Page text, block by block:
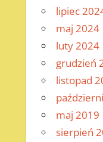
lipiec
maj 2024
luty 2024
grudzień
listopad
maj 2019
sierpień